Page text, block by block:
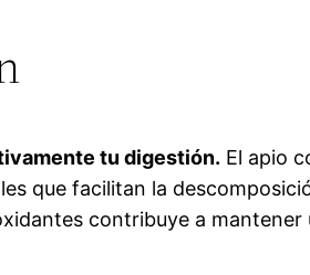
tu digestión. El apio
que facilitan la
contribuye a mantener